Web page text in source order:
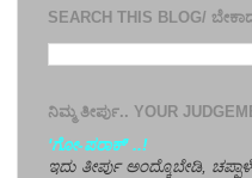
SEARCH THIS BLOG/
ನಿಮ್ಮ ತೀರ್ಪು.. YOUR
'ಗೋ-ಪರಾಕ್' ..!
ಇದು ತೀರ್ಪು ಅಂದ್ಕೊಬೇಡಿ,